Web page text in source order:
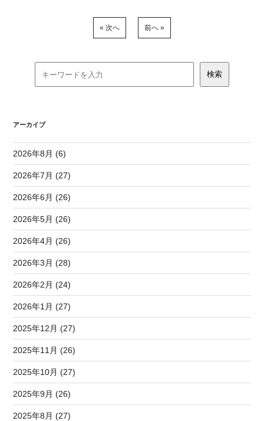
« 次へ 前へ »
アーカイブ
2026年8月 (6)
2026年7月 (27)
2026年6月 (26)
2026年5月 (26)
2026年4月 (26)
2026年3月 (28)
2026年2月 (24)
2026年1月 (27)
2025年12月 (27)
2025年11月 (26)
2025年10月 (27)
2025年9月 (26)
2025年8月 (27)